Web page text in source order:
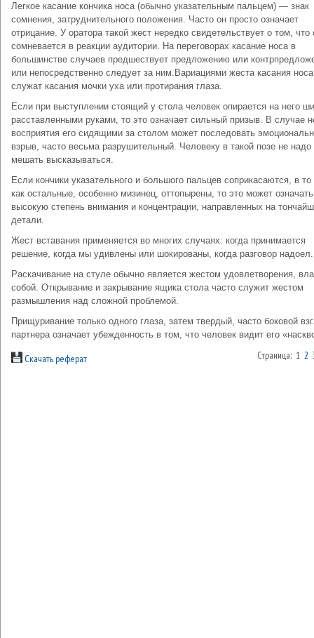
Легкое касание кончика носа (обычно указательным пальцем) — знак
сомнения, затруднительного положения. Часто он просто означает
отрицание. У оратора такой жест нередко свидетельствует о том, что
сомневается в реакции аудитории. На переговорах касание носа в
большинстве случаев предшествует предложению или
или непосредственно следует за ним.Вариациями жеста касания носа
служат касания мочки уха или протирания глаза.
Если при выступлении стоящий у стола человек опирается на него
расставленными руками, то это означает сильный призыв. В случае
восприятия его сидящими за столом может последовать
взрыв, часто весьма разрушительный. Человеку в такой позе не надо
мешать высказываться.
Если кончики указательного и большого пальцев соприкасаются, в
как остальные, особенно мизинец, оттопырены, то это может означать
высокую степень внимания и концентрации, направленных на
детали.
Жест вставания применяется во многих случаях: когда принимается
решение, когда мы удивлены или шокированы, когда разговор надоел.
Раскачивание на стуле обычно является жестом удовлетворения,
собой. Открывание и закрывание ящика стола часто служит жестом
размышления над сложной проблемой.
Прищуривание только одного глаза, затем твердый, часто боковой
партнера означает убежденность в том, что человек видит его
Скачать реферат Страница: 1 2